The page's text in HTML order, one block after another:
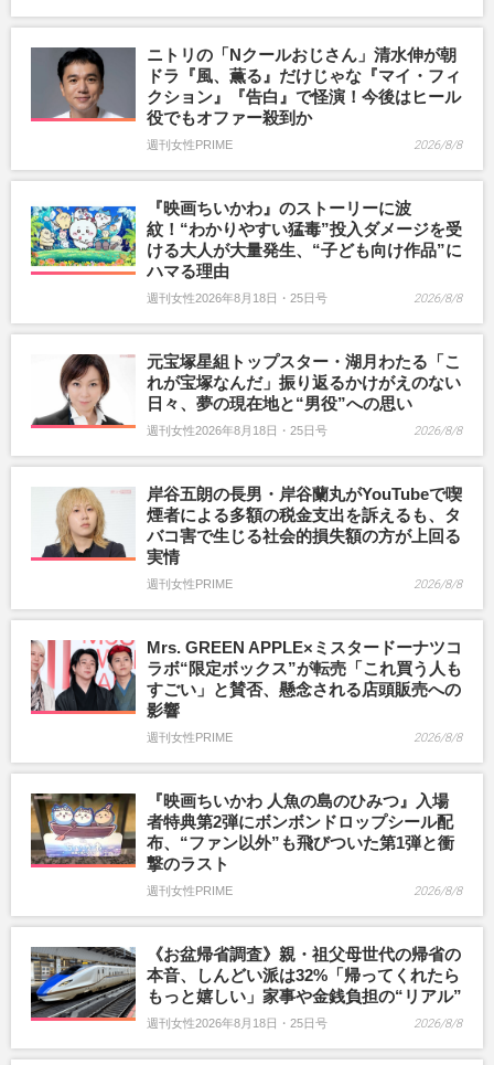
ニトリの「Nクールおじさん」清水伸が朝
ドラ『風、薫る』だけじゃな『マイ・フィ
クション』『告白』で怪演！今後はヒール
役でもオファー殺到か
週刊女性PRIME 2026/8/8
『映画ちいかわ』のストーリーに波
紋！“わかりやすい猛毒”投入ダメージを受
ける大人が大量発生、“子ども向け作品”に
ハマる理由
週刊女性2026年8月18日・25日号 2026/8/8
元宝塚星組トップスター・湖月わたる「こ
れが宝塚なんだ」振り返るかけがえのない
日々、夢の現在地と“男役”への思い
週刊女性2026年8月18日・25日号 2026/8/8
岸谷五朗の長男・岸谷蘭丸がYouTubeで喫
煙者による多額の税金支出を訴えるも、タ
バコ害で生じる社会的損失額の方が上回る
実情
週刊女性PRIME 2026/8/8
Mrs. GREEN APPLE×ミスタードーナツコ
ラボ“限定ボックス”が転売「これ買う人も
すごい」と賛否、懸念される店頭販売への
影響
週刊女性PRIME 2026/8/8
『映画ちいかわ 人魚の島のひみつ』入場
者特典第2弾にボンボンドロップシール配
布、“ファン以外”も飛びついた第1弾と衝
撃のラスト
週刊女性PRIME 2026/8/8
《お盆帰省調査》親・祖父母世代の帰省の
本音、しんどい派は32%「帰ってくれたら
もっと嬉しい」家事や金銭負担の“リアル”
週刊女性2026年8月18日・25日号 2026/8/8